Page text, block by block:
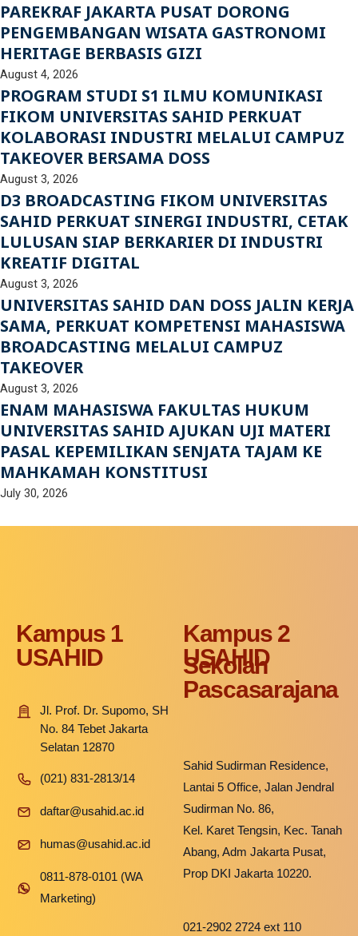
PAREKRAF JAKARTA PUSAT DORONG
PENGEMBANGAN WISATA GASTRONOMI
HERITAGE BERBASIS GIZI
August 4, 2026
PROGRAM STUDI S1 ILMU KOMUNIKASI
FIKOM UNIVERSITAS SAHID PERKUAT
KOLABORASI INDUSTRI MELALUI CAMPUZ
TAKEOVER BERSAMA DOSS
August 3, 2026
D3 BROADCASTING FIKOM UNIVERSITAS
SAHID PERKUAT SINERGI INDUSTRI, CETAK
LULUSAN SIAP BERKARIER DI INDUSTRI
KREATIF DIGITAL
August 3, 2026
UNIVERSITAS SAHID DAN DOSS JALIN KERJA
SAMA, PERKUAT KOMPETENSI MAHASISWA
BROADCASTING MELALUI CAMPUZ
TAKEOVER
August 3, 2026
ENAM MAHASISWA FAKULTAS HUKUM
UNIVERSITAS SAHID AJUKAN UJI MATERI
PASAL KEPEMILIKAN SENJATA TAJAM KE
MAHKAMAH KONSTITUSI
July 30, 2026
Kampus 1
USAHID
Jl. Prof. Dr. Supomo, SH
No. 84 Tebet Jakarta
Selatan 12870
(021) 831-2813/14
daftar@usahid.ac.id
humas@usahid.ac.id
0811-878-0101 (WA
Marketing)
Kampus 2
USAHID
Sekolah
Pascasarajana
Sahid Sudirman Residence,
Lantai 5 Office, Jalan Jendral
Sudirman No. 86,
Kel. Karet Tengsin, Kec. Tanah
Abang, Adm Jakarta Pusat,
Prop DKI Jakarta 10220.
021-2902 2724 ext 110